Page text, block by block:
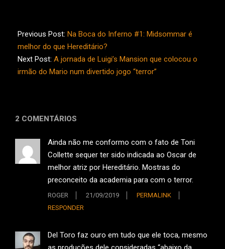
09-
14
Previous Post: Na Boca do Inferno #1: Midsommar é
melhor do que Hereditário?
Next Post: A jornada de Luigi’s Mansion que colocou o
irmão do Mario num divertido jogo “terror”
2 COMENTÁRIOS
Ainda não me conformo com o fato de Toni
Collette sequer ter sido indicada ao Oscar de
melhor atriz por Hereditário. Mostras do
preconceito da academia para com o terror.
ROGER 21/09/2019
PERMALINK
RESPONDER
Del Toro faz ouro em tudo que ele toca, mesmo